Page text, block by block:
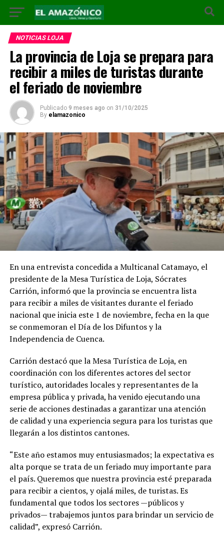
NOTICIAS LOJA
La provincia de Loja se prepara para
recibir a miles de turistas durante
el feriado de noviembre
Publicado 9 meses ago on 31/10/2025
By elamazonico
En una entrevista concedida a Multicanal Catamayo, el
presidente de la Mesa Turística de Loja, Sócrates
Carrión, informó que la provincia se encuentra lista
para recibir a miles de visitantes durante el feriado
nacional que inicia este 1 de noviembre, fecha en la que
se conmemoran el Día de los Difuntos y la
Independencia de Cuenca.
Carrión destacó que la Mesa Turística de Loja, en
coordinación con los diferentes actores del sector
turístico, autoridades locales y representantes de la
empresa pública y privada, ha venido ejecutando una
serie de acciones destinadas a garantizar una atención
de calidad y una experiencia segura para los turistas que
llegarán a los distintos cantones.
“Este año estamos muy entusiasmados; la expectativa es
alta porque se trata de un feriado muy importante para
el país. Queremos que nuestra provincia esté preparada
para recibir a cientos, y ojalá miles, de turistas. Es
fundamental que todos los sectores —públicos y
privados— trabajemos juntos para brindar un servicio de
calidad”, expresó Carrión.